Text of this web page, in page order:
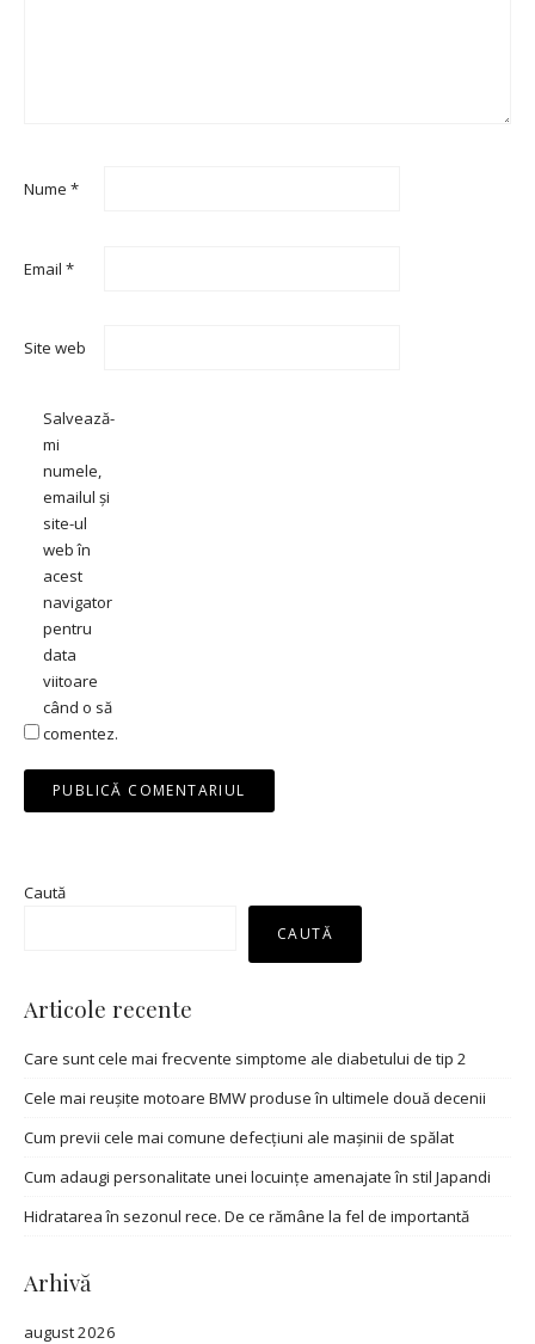
Nume *
Email *
Site web
Salvează-
mi
numele,
emailul și
site-ul
web în
acest
navigator
pentru
data
viitoare
când o să
comentez.
Caută
CAUTĂ
Articole recente
Care sunt cele mai frecvente simptome ale diabetului de tip 2
Cele mai reușite motoare BMW produse în ultimele două decenii
Cum previi cele mai comune defecțiuni ale mașinii de spălat
Cum adaugi personalitate unei locuințe amenajate în stil Japandi
Hidratarea în sezonul rece. De ce rămâne la fel de importantă
Arhivă
august 2026